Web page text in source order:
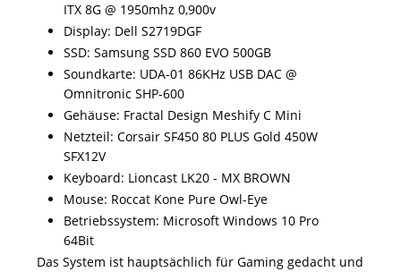
ITX 8G @ 1950mhz 0,900v
Display: Dell S2719DGF
SSD: Samsung SSD 860 EVO 500GB
Soundkarte: UDA-01 86KHz USB DAC @
Omnitronic SHP-600
Gehäuse: Fractal Design Meshify C Mini
Netzteil: Corsair SF450 80 PLUS Gold 450W
SFX12V
Keyboard: Lioncast LK20 - MX BROWN
Mouse: Roccat Kone Pure Owl-Eye
Betriebssystem: Microsoft Windows 10 Pro
64Bit
Das System ist hauptsächlich für Gaming gedacht und